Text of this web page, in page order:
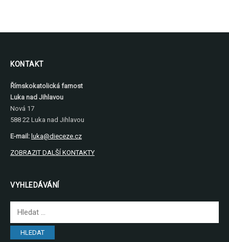
KONTAKT
Římskokatolická farnost
Luka nad Jihlavou
Nová 17
588 22 Luka nad Jihlavou
E-mail: luka@dieceze.cz
ZOBRAZIT DALŠÍ KONTAKTY
VYHLEDÁVÁNÍ